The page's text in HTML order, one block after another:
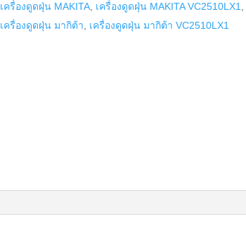
เครื่องดูดฝุ่น MAKITA เครื่องดูดฝุ่น MAKITA VC2510LX1
เครื่องดูดฝุ่น มากิต้า
เครื่องดูดฝุ่น มากิต้า VC2510LX1